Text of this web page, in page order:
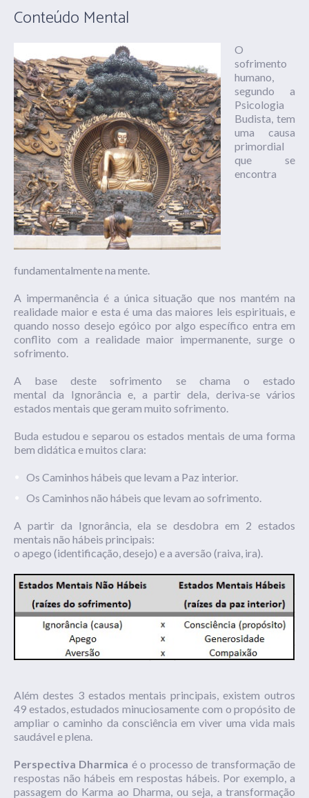
Conteúdo Mental
O
sofrimento
humano,
segundo a
Psicologia
Budista, tem
uma causa
primordial
que se
encontra
fundamentalmente na mente.
A impermanência é a única situação que nos mantém na
realidade maior e esta é uma das maiores leis espirituais, e
quando nosso desejo egóico por algoespecífico entra em
conflito com a realidade maior impermanente, surge o
sofrimento.
A base deste sofrimento se chama o estado
mentalda Ignorância e, a partir dela, deriva-se vários
estados mentais que geram muito sofrimento.
Buda estudou e separou os estados mentais de uma forma
bem didática e muitos clara:
Os Caminhos hábeis que levam a Paz interior.
Os Caminhos não hábeis que levam ao sofrimento.
A partir da Ignorância,ela se desdobra em 2 estados
mentais não hábeis principais:
o apego (identificação, desejo) e a aversão (raiva, ira).
Além destes 3 estados mentais principais, existem outros
49 estados, estudados minuciosamente com o propósito de
ampliar o caminho da consciência em viver uma vida mais
saudável e plena.
Perspectiva Dharmica é o processo de transformação de
respostas não hábeis em respostas hábeis. Por exemplo, a
passagem do Karma ao Dharma, ou seja, a transformação